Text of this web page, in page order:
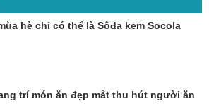
hè chỉ có thể là Sôđa kem Socola
trí món ăn đẹp mắt thu hút người ăn